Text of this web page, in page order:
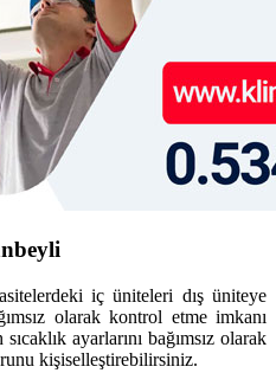
iç üniteleri dış üniteye
olarak kontrol etme imkanı
ayarlarını bağımsız olarak
kişiselleştirebilirsiniz.